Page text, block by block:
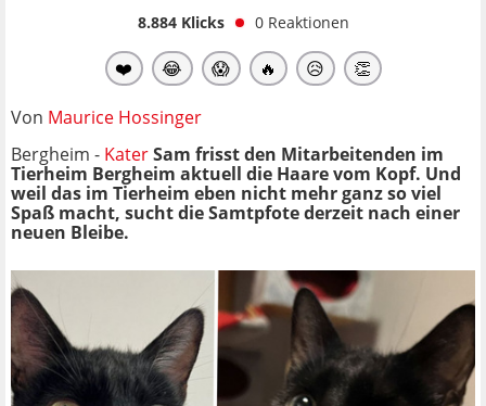
8.884Klicks 0 Reaktionen
❤️ 😂 😱 🔥 😥 👏
Von Maurice Hossinger
Bergheim - KaterSam frisst den Mitarbeitenden im
Tierheim Bergheim aktuell die Haare vom Kopf. Und
weil das im Tierheim eben nicht mehr ganz so viel
Spaß macht, sucht die Samtpfote derzeit nach einer
neuen Bleibe.